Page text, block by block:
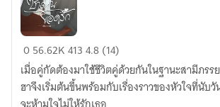
ซาตาน
ยอด
รัก
(ม่าน
056.62K4134.8 (14)
เมื่อคู่กัดต้องมาใช้ชีวิตคู่ด้วยกันในฐานะสามีภรร
ฮาจึงเริ่มต้นขึ้นพร้อมกับเรื่องราวของหัวใจที่นับ